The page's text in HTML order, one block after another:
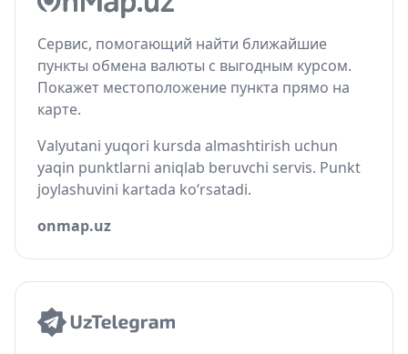
Сервис, помогающий найти ближайшие
пункты обмена валюты с выгодным курсом.
Покажет местоположение пункта прямо на
карте.
Valyutani yuqori kursda almashtirish uchun
yaqin punktlarni aniqlab beruvchi servis. Punkt
joylashuvini kartada ko‘rsatadi.
onmap.uz